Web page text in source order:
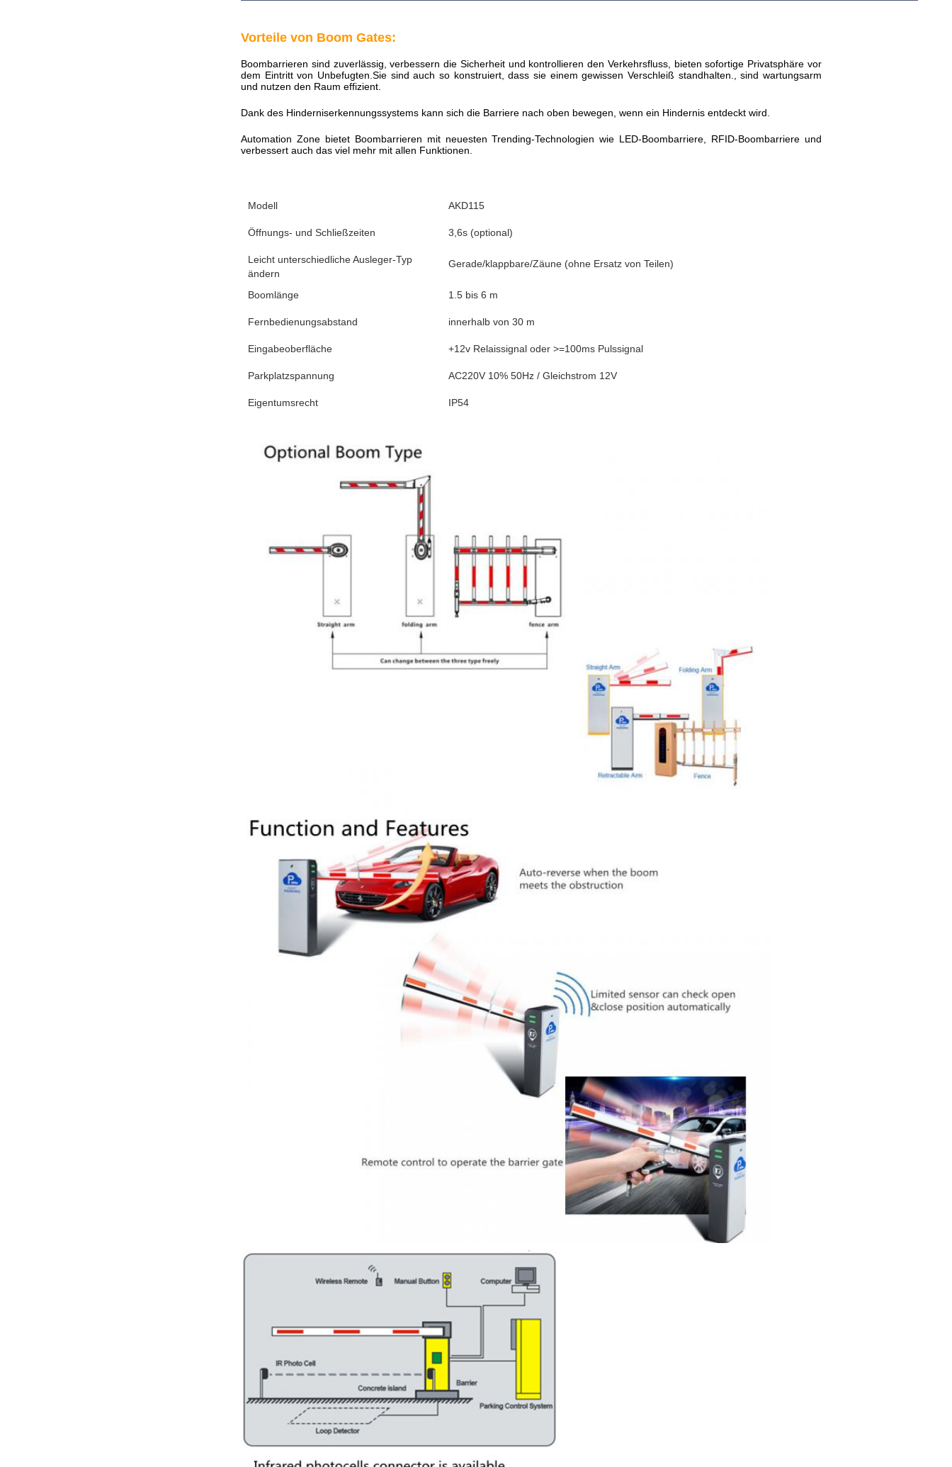
Vorteile von Boom Gates:
Boombarrieren sind zuverlässig, verbessern die Sicherheit und kontrollieren den Verkehrsfluss, bieten sofortige Privatsphäre vor
dem Eintritt von Unbefugten.Sie sind auch so konstruiert, dass sie einem gewissen Verschleiß standhalten., sind wartungsarm
und nutzen den Raum effizient.
Dank des Hinderniserkennungssystems kann sich die Barriere nach oben bewegen, wenn ein Hindernis entdeckt wird.
Automation Zone bietet Boombarrieren mit neuesten Trending-Technologien wie LED-Boombarriere, RFID-Boombarriere und
verbessert auch das viel mehr mit allen Funktionen.
Modell AKD115
Öffnungs- und Schließzeiten 3,6s (optional)
Leicht unterschiedliche Ausleger-Typ
ändern
Gerade/klappbare/Zäune (ohne Ersatz von Teilen)
Boomlänge 1.5 bis 6 m
Fernbedienungsabstand innerhalb von 30 m
Eingabeoberfläche +12v Relaissignal oder >=100ms Pulssignal
Parkplatzspannung AC220V 10% 50Hz / Gleichstrom 12V
Eigentumsrecht IP54